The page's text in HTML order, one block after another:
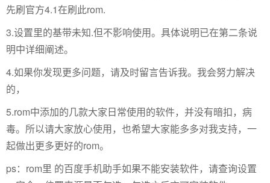
先刷官方4.1在刷此rom.
3.设置里的基带未知.但不影响使用。具体说明已在第二条说
明中详细阐述。
4.如果你发现更多问题，请及时留言告诉我。我会努力解决
的，
5.rom中添加的几款大家日常使用的软件，并没有暗扣，病
毒。所以请大家放心使用，也希望大家能多多对我支持，一
起做出更多更好的rom。
ps：rom里 的百度手机助手如果不能安装软件，请查询设置